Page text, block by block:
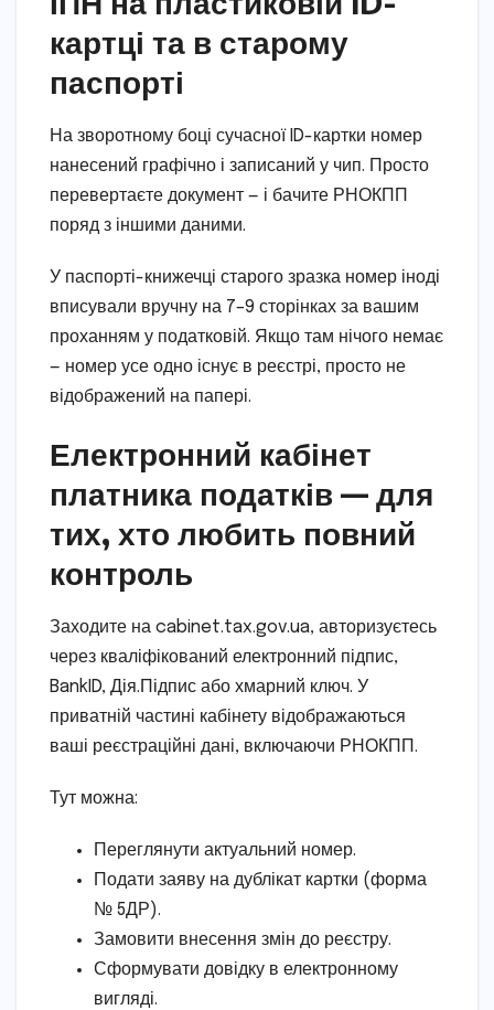
картці та в старому
паспорті
На зворотному боці сучасної ID-картки номер
нанесений графічно і записаний у чип. Просто
перевертаєте документ — і бачите РНОКПП
поряд з іншими даними.
У паспорті-книжечці старого зразка номер іноді
вписували вручну на 7–9 сторінках за вашим
проханням у податковій. Якщо там нічого немає
— номер усе одно існує в реєстрі, просто не
відображений на папері.
Електронний кабінет
платника податків — для
тих, хто любить повний
контроль
Заходите на cabinet.tax.gov.ua, авторизуєтесь
через кваліфікований електронний підпис,
BankID, Дія.Підпис або хмарний ключ. У
приватній частині кабінету відображаються
ваші реєстраційні дані, включаючи РНОКПП.
Тут можна:
Переглянути актуальний номер.
Подати заяву на дублікат картки (форма
№ 5ДР).
Замовити внесення змін до реєстру.
Сформувати довідку в електронному
вигляді.